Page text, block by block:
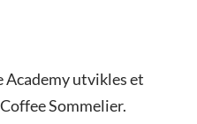
Academy utvikles et
Sommelier.